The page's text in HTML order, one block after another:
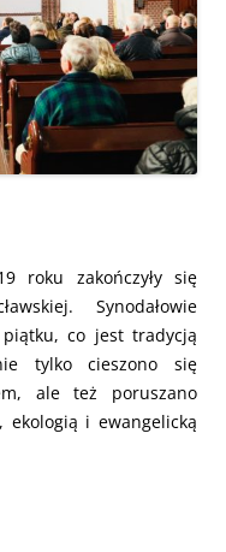
roku zakończyły się
Synodałowie
co jest tradycją
tylko cieszono się
ale też poruszano
i ewangelicką